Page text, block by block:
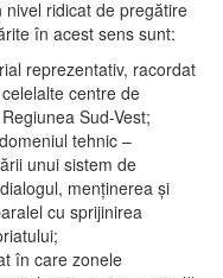
ridicat de pregătire
în acest sens sunt:
reprezentativ, racordat
centre de
Sud-Vest;
tehnic –
unui sistem de
menţinerea şi
cu sprijinirea
în care zonele